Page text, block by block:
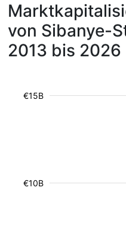
von Sibanye-
2013 bis 2026
€10B
€15B